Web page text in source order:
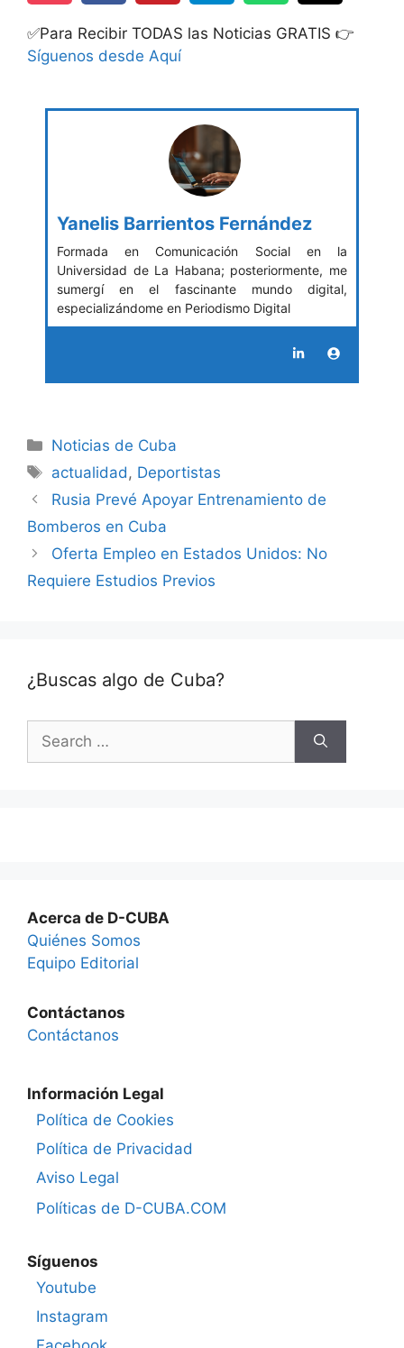
✅Para Recibir TODAS las Noticias GRATIS 👉
Síguenos desde Aquí
Yanelis Barrientos Fernández
Formada en Comunicación Social en la
Universidad de La Habana; posteriormente, me
sumergí en el fascinante mundo digital,
especializándome en Periodismo Digital
Categories
Noticias de Cuba
Tags
actualidad, Deportistas
Rusia Prevé Apoyar Entrenamiento de
Bomberos en Cuba
Oferta Empleo en Estados Unidos: No
Requiere Estudios Previos
¿Buscas algo de Cuba?
Search
for:
Acerca de D-CUBA
Quiénes Somos
Equipo Editorial
Contáctanos
Contáctanos
Información Legal
Política de Cookies
Política de Privacidad
Aviso Legal
Políticas de D-CUBA.COM
Síguenos
Youtube
Instagram